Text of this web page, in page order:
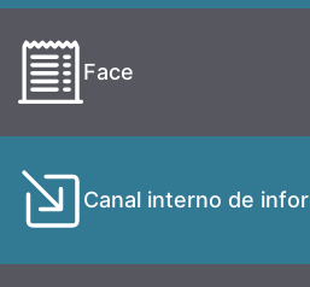
Face
Canal interno de